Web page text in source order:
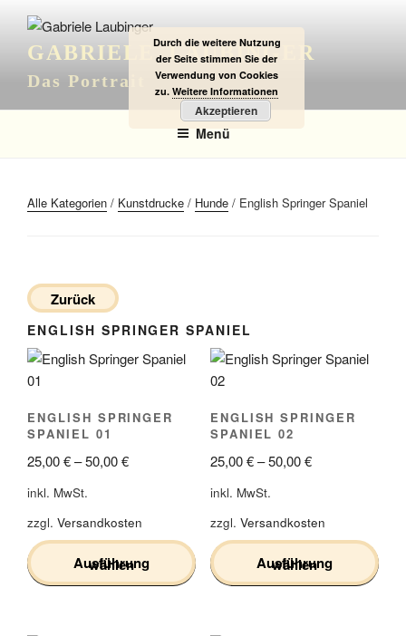
Inhalt
springenGABRIELE LAUBINGER
Das Portrait
Menü
Alle Kategorien / Kunstdrucke / Hunde / English Springer Spaniel
Zurück
ENGLISH SPRINGER SPANIEL
ENGLISH SPRINGER
SPANIEL 01
25,00€–50,00€
inkl. MwSt.
zzgl. Versandkosten
Ausführung wählen
ENGLISH SPRINGER
SPANIEL 02
25,00€–50,00€
inkl. MwSt.
zzgl. Versandkosten
Ausführung wählen
Durch die weitere Nutzung
der Seite stimmen Sie der
Verwendung von Cookies
zu. Weitere Informationen
Akzeptieren